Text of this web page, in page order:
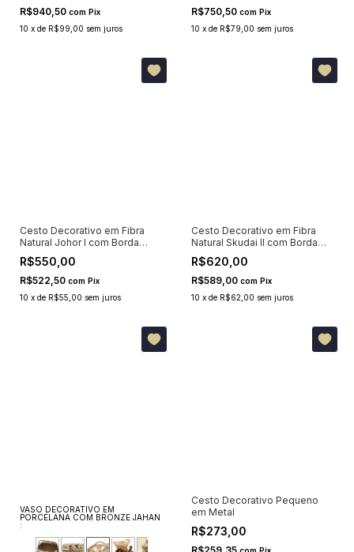
R$940,50 com Pix
10 x de R$99,00 sem juros
R$750,50 com Pix
10 x de R$79,00 sem juros
Cesto Decorativo em Fibra
Natural Johor I com Borda
Dourada 29x27x26cm
R$550,00
R$522,50 com Pix
10 x de R$55,00 sem juros
Cesto Decorativo em Fibra
Natural Skudai II com Borda
Dourada 21x21x21cm
R$620,00
R$589,00 com Pix
10 x de R$62,00 sem juros
VASO DECORATIVO EM
PORCELANA COM BRONZE JAHAN
:
Cesto Decorativo Pequeno
em Metal
R$273,00